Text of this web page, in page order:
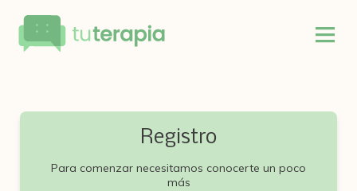
Registro
Para comenzar necesitamos conocerte un poco
más